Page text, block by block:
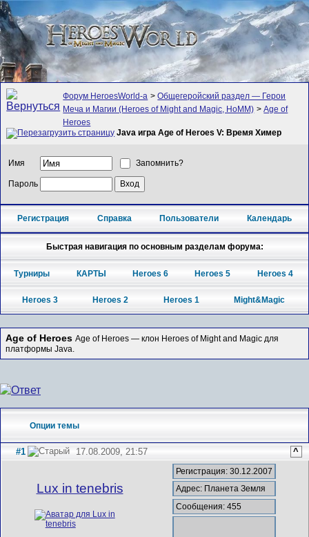
Форум HeroesWorld-а >Общегеройский раздел — Герои
Меча и Магии (Heroes of Might and Magic, HoMM) >Age of
Heroes
Java игра Age of Heroes V: Время Химер
Имя Запомнить?
Пароль
Регистрация Справка Пользователи Календарь
Быстрая навигация по основным разделам форума:
Турниры КАРТЫ Heroes 6 Heroes 5 Heroes 4
Heroes 3 Heroes 2 Heroes 1 Might&Magic
Age of Heroes Age of Heroes — клон Heroes of Might and Magic для
платформы Java.
Опции темы
#1 17.08.2009, 21:57 ^
Lux in tenebris
Регистрация: 30.12.2007
Адрес: Планета Земля
Сообщения: 455